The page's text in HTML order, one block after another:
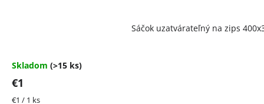
Sáčok uzatvárateľný na zips
4,5
5
hviezdičiek.
Skladom (>15 ks)
€1
Jednotková
€1 / 1 ks